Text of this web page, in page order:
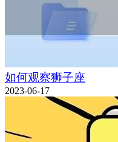
如何观察狮子座
2023-06-17